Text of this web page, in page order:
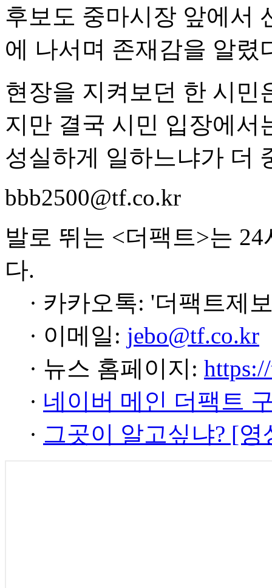
후보도 중마시장 앞에서
에 나서며 존재감을 알렸
현장을 지켜보던 한 시
지만 결국 시민 입장에서
성실하게 일하느냐가 더
bbb2500@tf.co.kr
발로 뛰는 <더팩트>는
다.
· 카카오톡: '더팩트제
· 이메일: jebo@tf.co.kr
· 뉴스 홈페이지:
· 네이버 메인 더팩트
· 그곳이 알고싶냐? [